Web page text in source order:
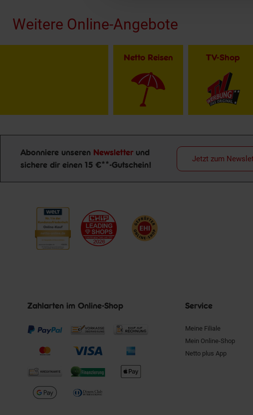
Weitere Online-Angebote
Netto Reisen TV-Shop
Newsletter Anmeldung
Abonniere unseren Newsletter und
sichere dir einen 15 €**-Gutschein!
Jetzt zum
Zahlarten im Online-Shop Service
Meine Filiale
Mein Online-Shop
Netto plus App